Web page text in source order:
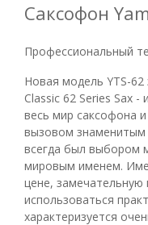
Саксофон
Профессиональный
Новая модель YTS-62
Classic 62 Series Sax
весь мир саксофона
вызовом знаменитым
всегда был выбором
мировым именем.
цене,
использоваться
характеризуется